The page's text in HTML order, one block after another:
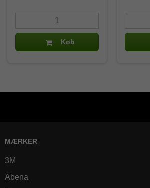
Køb
MÆRKER
3M
Abena